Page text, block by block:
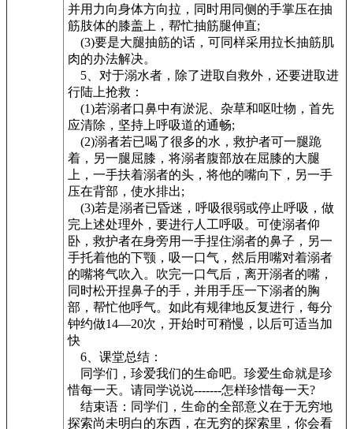
并用力向身体方向拉，同时用同侧的手掌压在抽
筋肢体的膝盖上，帮忙抽筋腿伸直;
(3)要是大腿抽筋的话，可同样采用拉长抽筋肌
肉的办法解决。
5、对于溺水者，除了进取自救外，还要进取进
行陆上抢救：
(1)若溺者口鼻中有淤泥、杂草和呕吐物，首先
应清除，坚持上呼吸道的通畅;
(2)溺者若已喝了很多的水，救护者可一腿跪
着，另一腿屈膝，将溺者腹部放在屈膝的大腿
上，一手扶着溺者的头，将他的嘴向下，另一手
压在背部，使水排出;
(3)若是溺者已昏迷，呼吸很弱或停止呼吸，做
完上述处理外，要进行人工呼吸。可使溺者仰
卧，救护者在身旁用一手捏住溺者的鼻子，另一
手托着他的下颚，吸一口气，然后用嘴对着溺者
的嘴将气吹入。吹完一口气后，离开溺者的嘴，
同时松开捏鼻子的手，并用手压一下溺者的胸
部，帮忙他呼气。如此有规律地反复进行，每分
钟约做14—20次，开始时可稍慢，以后可适当加
快
6、课堂总结：
同学们，珍爱我们的生命吧。珍爱生命就是珍
惜每一天。请同学说说-------怎样珍惜每一天?
结束语：同学们，生命的全部意义在于无穷地
探索尚未明白的东西，在无穷的探索里，你会看